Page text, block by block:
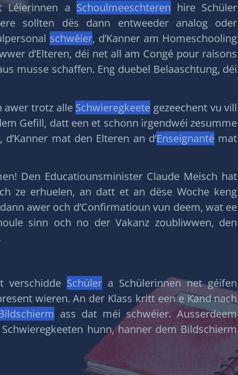
Léierinnen a Schoulmeeschteren hire Schüler
sollten dës dann entweeder analog oder
schwéier, d’Kanner am Homeschooling
d’Elteren, déi net all am Congé pour raisons
musse schaffen. Eng duebel Belaaschtung, déi
awer trotz alle Schwieregkeete gezeechent vu vill
Gefill, datt een et schonn irgendwéi zesumme
mat den Elteren an d’Enseignantë mat
Den Educatiounsminister Claude Meisch hat
ze erhuelen, an datt et an dëse Woche keng
awer och d’Confirmatioun vun deem, wat ee
sinn och no der Vakanz zoubliwwen, den
verschidde Schüler a Schülerinnen net géifen
wieren. An der Klass kritt een e Kand nach
ass dat méi schwéier. Ausserdeem
hunn, hanner dem Bildschierm